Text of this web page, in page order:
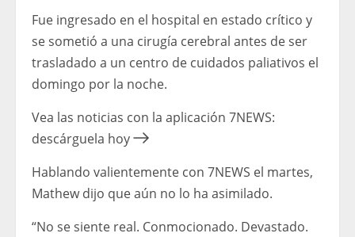
Fue ingresado en el hospital en estado crítico y
se sometió a una cirugía cerebral antes de ser
trasladado a un centro de cuidados paliativos el
domingo por la noche.
Vea las noticias con la aplicación 7NEWS:
descárguela hoy
Hablando valientemente con 7NEWS el martes,
Mathew dijo que aún no lo ha asimilado.
“No se siente real. Conmocionado. Devastado.